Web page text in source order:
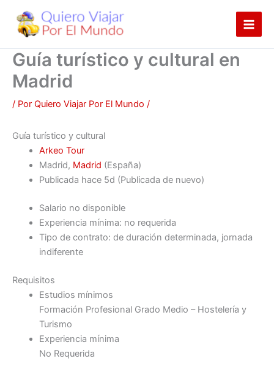
contenido
Guía turístico y cultural en
Madrid
/ Por Quiero Viajar Por El Mundo /
Guía turístico y cultural
Arkeo Tour
Madrid, Madrid (España)
Publicada hace 5d (Publicada de nuevo)
Salario no disponible
Experiencia mínima: no requerida
Tipo de contrato: de duración determinada, jornada
indiferente
Requisitos
Estudios mínimos
Formación Profesional Grado Medio – Hostelería y
Turismo
Experiencia mínima
No Requerida